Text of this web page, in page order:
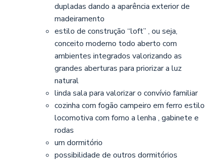
dupladas dando a aparência exterior de
madeiramento
estilo de construção “loft” , ou seja,
conceito moderno todo aberto com
ambientes integrados valorizando as
grandes aberturas para priorizar a luz
natural
linda sala para valorizar o convívio familiar
cozinha com fogão campeiro em ferro estilo
locomotiva com forno a lenha , gabinete e
rodas
um dormitório
possibilidade de outros dormitórios